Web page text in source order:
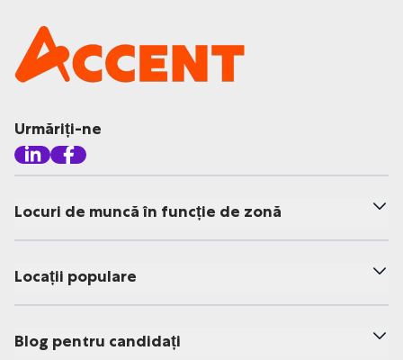
Urmăriți-ne
Locuri de muncă în funcție de zonă
Locații populare
Blog pentru candidați